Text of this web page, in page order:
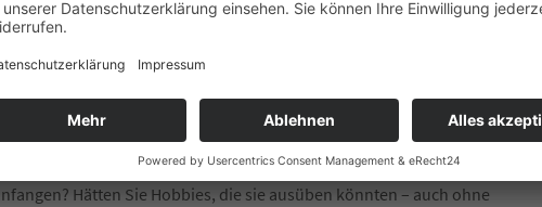
eigene Haus gemacht und Vögel, Insekten und Blumen fotografiert.
gefahren und haben dabei die Schönheiten der Natur in uns
Postkartensammlungen, die man stolz herumzeigte. Heute kennt
Woche arbeiten müssten, bei gleichem Lohn versteht sich? Könnten
Hätten Sie Hobbies, die sie ausüben könnten – auch ohne